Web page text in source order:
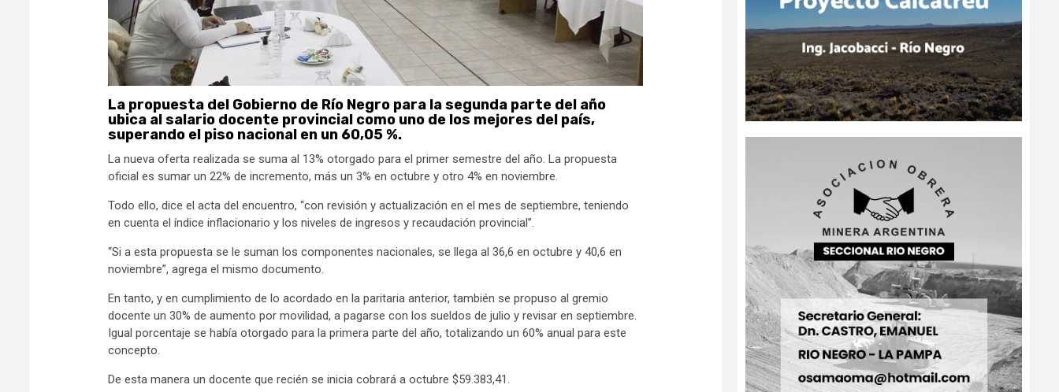
La propuesta del Gobierno de Río Negro para la segunda parte del año
ubica al salario docente provincial como uno de los mejores del país,
superando el piso nacional en un 60,05 %.
La nueva oferta realizada se suma al 13% otorgado para el primer semestre del año. La propuesta
oficial es sumar un 22% de incremento, más un 3% en octubre y otro 4% en noviembre.
Todo ello, dice el acta del encuentro, “con revisión y actualización en el mes de septiembre, teniendo
en cuenta el índice inflacionario y los niveles de ingresos y recaudación provincial”.
“Si a esta propuesta se le suman los componentes nacionales, se llega al 36,6 en octubre y 40,6 en
noviembre”, agrega el mismo documento.
En tanto, y en cumplimiento de lo acordado en la paritaria anterior, también se propuso al gremio
docente un 30% de aumento por movilidad, a pagarse con los sueldos de julio y revisar en septiembre.
Igual porcentaje se había otorgado para la primera parte del año, totalizando un 60% anual para este
concepto.
De esta manera un docente que recién se inicia cobrará a octubre $59.383,41.